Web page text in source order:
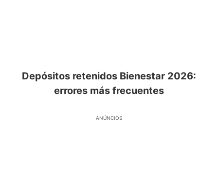
Depósitos retenidos Bienestar 2026:
errores más frecuentes
ANÚNCIOS